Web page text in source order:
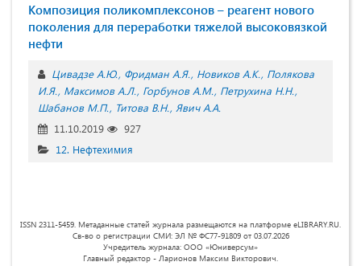
Композиция поликомплексонов – реагент нового
поколения для переработки тяжелой высоковязкой
нефти
Цивадзе А.Ю. Фридман А.Я. Новиков А.К. Полякова
И.Я. Максимов А.Л. Горбунов А.М. Петрухина Н.Н.
Шабанов М.П.
Титова В.Н. Явич А.А.
11.10.2019
927
12. Нефтехимия
ISSN 2311-5459. Метаданные статей журнала размещаются на платформе eLIBRARY.RU.
Св-во о регистрации СМИ: ЭЛ № ФС77-91809 от 03.07.2026
Учредитель журнала: ООО «Юниверсум»
Главный редактор - Ларионов Максим Викторович.